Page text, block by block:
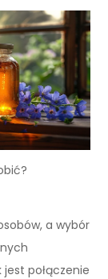
a wybór
połączenie